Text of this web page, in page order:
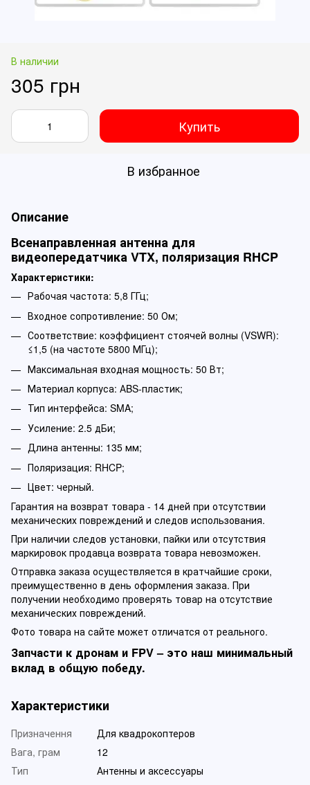
В наличии
305 грн
Купить
В избранное
Описание
Всенаправленная антенна для
видеопередатчика VTX, поляризация RHCP
Характеристики:
Рабочая частота: 5,8 ГГц;
Входное сопротивление: 50 Ом;
Соответствие: коэффициент стоячей волны (VSWR):
≤1,5 (на частоте 5800 МГц);
Максимальная входная мощность: 50 Вт;
Материал корпуса: АBS-пластик;
Тип интерфейса: SMA;
Усиление: 2.5 дБи;
Длина антенны: 135 мм;
Поляризация: RHCP;
Цвет: черный.
Гарантия на возврат товара - 14 дней при отсутствии
механических повреждений и следов использования.
При наличии следов установки, пайки или отсутствия
маркировок продавца возврата товара невозможен.
Отправка заказа осуществляется в кратчайшие сроки,
преимущественно в день оформления заказа. При
получении необходимо проверять товар на отсутствие
механических повреждений.
Фото товара на сайте может отличатся от реального.
Запчасти к дронам и FPV – это наш минимальный
вклад в общую победу.
Характеристики
Призначення
Для квадрокоптеров
Вага, грам
12
Тип
Антенны и аксессуары